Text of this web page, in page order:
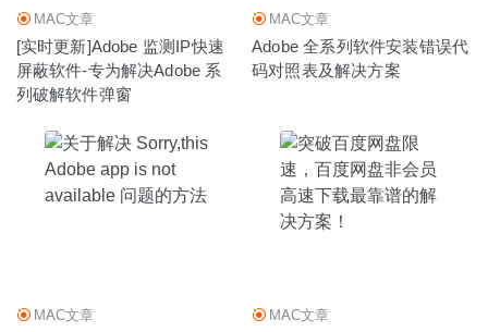
MAC文章
[实时更新]Adobe 监测IP快速
屏蔽软件-专为解决Adobe 系
列破解软件弹窗
MAC文章
Adobe 全系列软件安装错误代
码对照表及解决方案
MAC文章 MAC文章